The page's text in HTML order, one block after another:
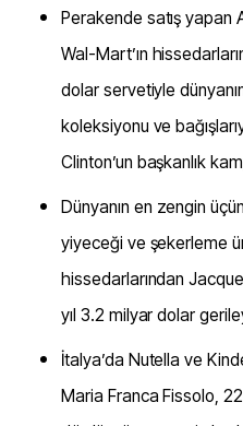
Perakende satış yapan
Wal-Mart’ın
dolar servetiyle
koleksiyonu ve
Clinton’un başkanlık
Dünyanın en zengin
yiyeceği ve şekerleme
hissedarlarından
yıl 3.2 milyar dolar
İtalya’da Nutella ve
Maria Franca Fissolo,